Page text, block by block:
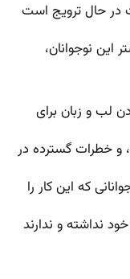
در حال ترویج است
این نوجوانان،
لب و زبان برای
و خطرات گسترده در
که این کار را
نداشته و ندارند